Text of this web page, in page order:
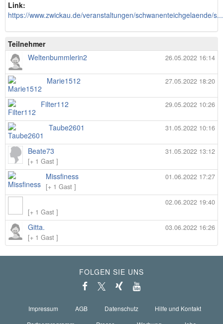
Link:
https://www.zwickau.de/veranstaltungen/schwanenteichgelaende/s...
Teilnehmer
26.05.2022 16:14
Weltenbummlerin2
27.05.2022 18:20
Marie1512
29.05.2022 10:26
Filter112
31.05.2022 10:16
Taube2601
31.05.2022 13:12
Beate73
[+ 1 Gast ]
01.06.2022 17:27
Missfiness
[+ 1 Gast ]
02.06.2022 19:40
[+ 1 Gast ]
03.06.2022 16:26
Gitta.
[+ 1 Gast ]
FOLGEN SIE UNS
Impressum AGB Datenschutz
Hilfe und Kontakt